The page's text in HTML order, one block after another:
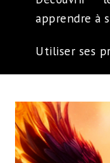
apprendre à
Utiliser ses